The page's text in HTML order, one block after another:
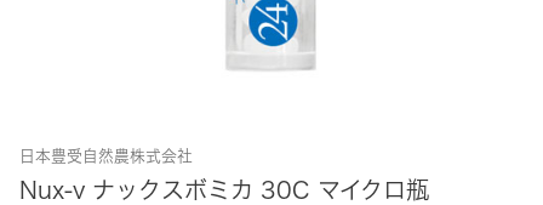
日本豊受自然農株式会社
Nux-v ナックスボミカ 30C マイクロ瓶